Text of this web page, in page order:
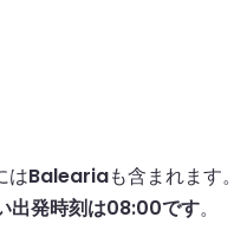
はBaleariaも含まれます。
出発時刻は08:00です。